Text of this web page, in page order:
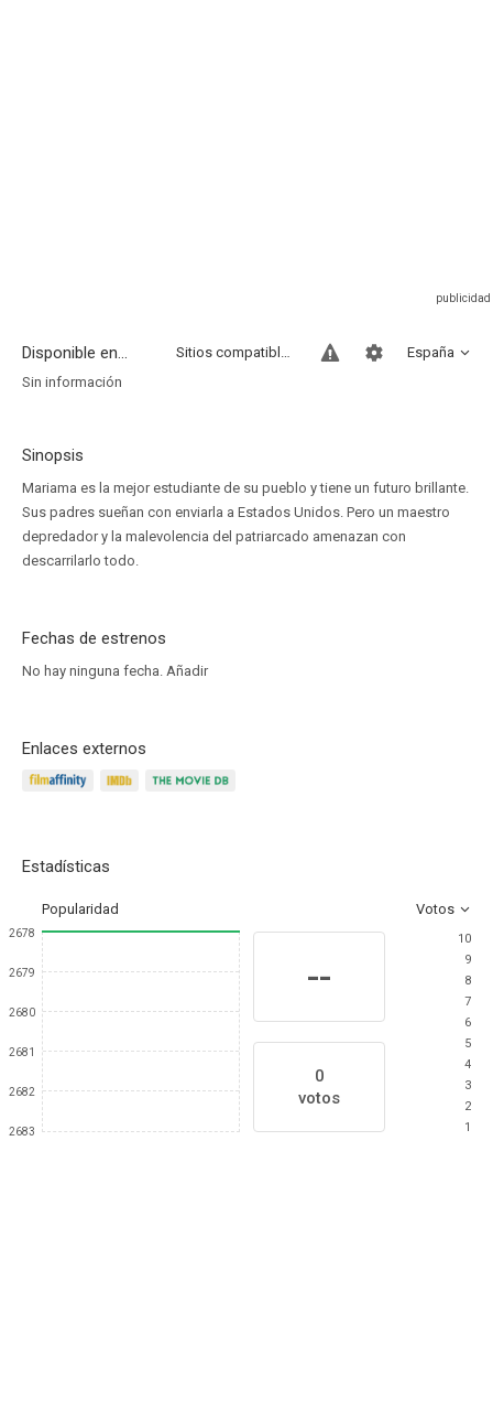
Disponible en... España
Sitios compatibles
Sin información
Sinopsis
Mariama es la mejor estudiante de su pueblo y tiene un futuro brillante.
Sus padres sueñan con enviarla a Estados Unidos. Pero un maestro
depredador y la malevolencia del patriarcado amenazan con
descarrilarlo todo.
Fechas de estrenos
No hay ninguna fecha. Añadir
Enlaces externos
Estadísticas
Popularidad Votos
2678
2679
2680
2681
2682
2683
--
0
votos
10
9
8
7
6
5
4
3
2
1